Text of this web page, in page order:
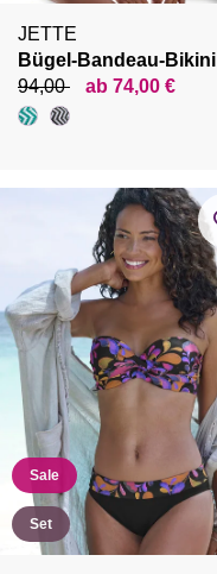
JETTE
Bügel-Bandeau-Bikini
94,00
ab 74,00 €
Sale
Set